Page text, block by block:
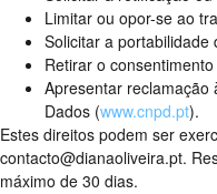
Limitar ou opor-se ao
Solicitar a portabilidade
Retirar o
Apresentar reclamação
Dados (www.cnpd.pt).
Estes direitos podem ser
contacto@dianaoliveira.pt.
máximo de 30 dias.